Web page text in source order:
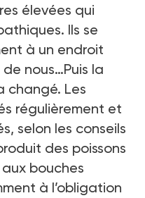
élevées qui
Ils se
à un endroit
nous…Puis la
changé. Les
régulièrement et
selon les conseils
des poissons
bouches
à l’obligation